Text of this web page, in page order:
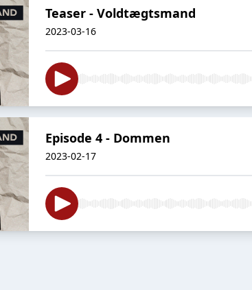
Teaser - Voldtægtsmand
2023-03-16
Episode 4 - Dommen
2023-02-17